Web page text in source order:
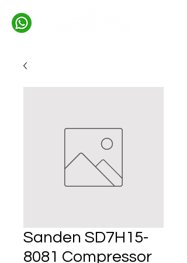
Sanden SD7H15-
8081 Compressor